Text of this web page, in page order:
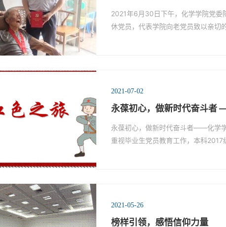
2021年6月30日下午，化学学院党委
休党员，代表学院向老党员致以亲切
2021-07-02
永葆初心，做新时代奋斗者
永葆初心，做新时代奋斗者——化学
重视毕业生党员教育工作，本科
2021-05-26
榜样引领，感悟信仰力量